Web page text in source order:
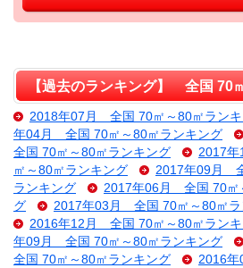
【過去のランキング】 全国 70
2018年07月 全国 70㎡～80㎡ラン
年04月 全国 70㎡～80㎡ランキング
全国 70㎡～80㎡ランキング
2017
㎡～80㎡ランキング
2017年09月
ランキング
2017年06月 全国 70㎡
グ
2017年03月 全国 70㎡～80㎡ラ
2016年12月 全国 70㎡～80㎡ラン
年09月 全国 70㎡～80㎡ランキング
全国 70㎡～80㎡ランキング
2016